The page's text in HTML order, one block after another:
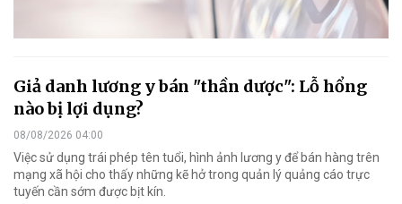
Giả danh lương y bán "thần dược": Lỗ hổng
nào bị lợi dụng?
08/08/2026 04:00
Việc sử dụng trái phép tên tuổi, hình ảnh lương y để bán hàng trên
mạng xã hội cho thấy những kẽ hở trong quản lý quảng cáo trực
tuyến cần sớm được bịt kín.